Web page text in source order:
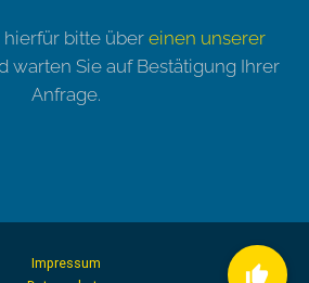
hierfür bitte übereinen unserer
warten Sie auf Bestätigung Ihrer
Anfrage.
Impressum
thumb_up